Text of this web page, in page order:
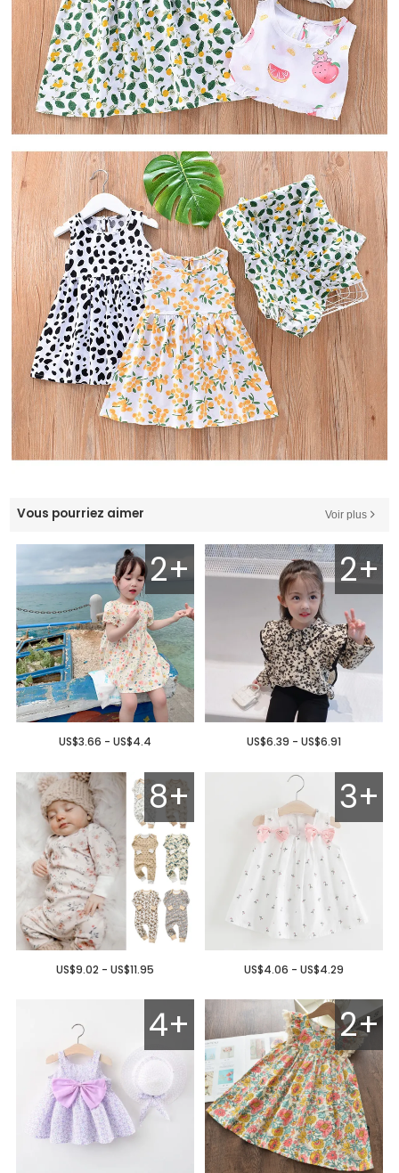
Vous pourriez aimer Voir plus
2+
US$3.66 - US$4.4
2+
US$6.39 - US$6.91
8+
US$9.02 - US$11.95
3+
US$4.06 - US$4.29
4+ 2+